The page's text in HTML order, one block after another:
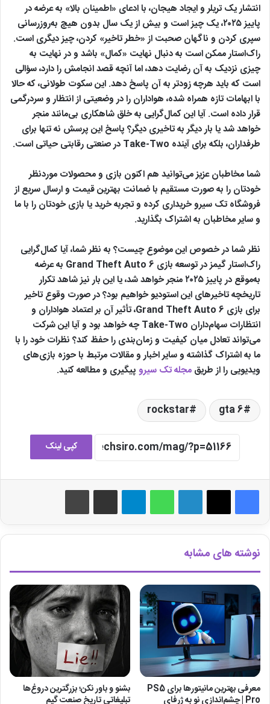
انتشار یک تریلر و ایجاد هیجان، با ادعای «اطمینان بالا» به عرضه در
پاییز ۲۰۲۵، یک چیز است و بیش از یک سال بدون هیچ به‌روزرسانی
سپری کردن و ناگهان صحبت از «خطر تاخیر» کردن، چیز دیگری است.
راک‌استار ممکن است به دنبال نهایت «کمال» باشد و در نهایت به
چیزی نزدیک به آن رضایت دهد، اما آنچه قصد انجامش را دارد، سؤالی
است که باید هرچه زودتر به آن پاسخ دهد. این سکوت طولانی، که حالا
با ابهامات تازه همراه شده، هواداران را در وضعیتی از انتظار و سردرگمی
قرار داده است. آیا این کمال‌گرایی به خلق شاهکاری بی‌مانند منجر
خواهد شد یا بار دیگر به تاخیری دیگر؟ پاسخ این پرسش نه‌ تنها برای
طرفداران، بلکه برای آینده Take-Two در صنعتی رقابتی حیاتی است.
شما مخاطبان عزیز می‌توانید هم اکنون بازی و محصولات موردنظر
خودتان را به صورت مستقیم با ضمانت بهترین قیمت و ارسال سریع از
فروشگاه تک سیرو خریداری کرده و تجربه خرید یا بازی خودتان را با ما
و سایر مخاطبان به اشتراک بگذارید.
نظر شما در خصوص این موضوع چیست؟ به نظر شما، آیا کمال‌گرایی
راک‌استار گیمز در توسعه بازی Grand Theft Auto 6 به عرضه
به‌موقع در پاییز ۲۰۲۵ منجر خواهد شد، یا این بار نیز شاهد تکرار
تاریخچه تاخیرهای این استودیو خواهیم بود؟ در صورت وقوع تاخیر
برای بازی Grand Theft Auto 6، تأثیر آن بر اعتماد هواداران و
انتظارات سهام‌داران Take-Two چه خواهد بود و آیا این شرکت
می‌تواند تعادل میان کیفیت و زمان‌بندی را حفظ کند؟ نظرات خود را با
ما به اشتراک گذاشته و سایر اخبار و مقالات مرتبط با حوزه بازی‌های
ویدیویی را از طریق مجله تک سیرو پیگیری و مطالعه کنید.
gta 6
rockstar
کپی لینک
لینکدین واتس آپ تلگرام اشتراک گذاری از طریق ایمیل
نوشته های مشابه
معرفی بهترین مانیتورها برای ‎PS5
Pro‎ | چشم‌اندازی نو به ژرفای
بشنو و باور نکن؛ بزرگترین دروغ‌ها
تبلیغاتی تاریخ صنعت گیم